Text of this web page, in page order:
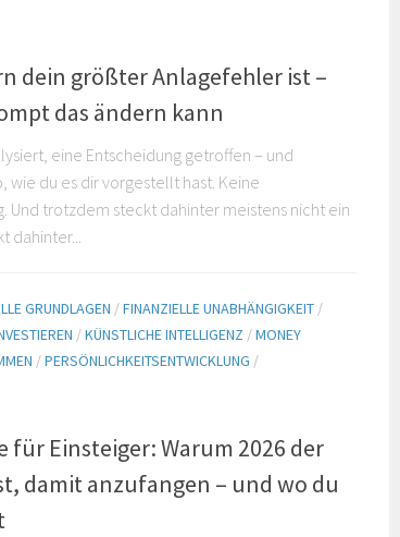
dein größter Anlagefehler ist –
das ändern kann
eine Entscheidung getroffen – und
wie du es dir vorgestellt hast. Keine
Und trotzdem steckt dahinter meistens nicht ein
dahinter...
GRUNDLAGEN /FINANZIELLE UNABHÄNGIGKEIT /
/KÜNSTLICHE INTELLIGENZ /MONEY
/PERSÖNLICHKEITSENTWICKLUNG /
für Einsteiger: Warum 2026 der
damit anzufangen – und wo du